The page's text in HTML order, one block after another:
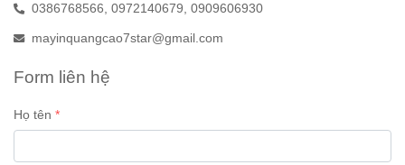
0386768566, 0972140679, 0909606930
mayinquangcao7star@gmail.com
Form liên hệ
Họ tên